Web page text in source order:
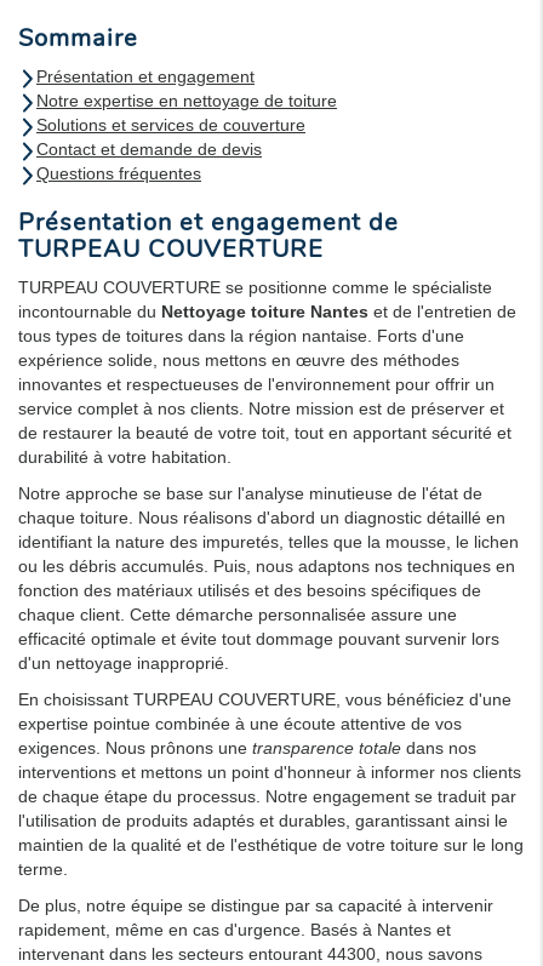
Sommaire
Présentation et engagement
Notre expertise en nettoyage de toiture
Solutions et services de couverture
Contact et demande de devis
Questions fréquentes
Présentation et engagement de
TURPEAU COUVERTURE
TURPEAU COUVERTURE se positionne comme le spécialiste
incontournable du Nettoyage toiture Nantes et de l'entretien de
tous types de toitures dans la région nantaise. Forts d'une
expérience solide, nous mettons en œuvre des méthodes
innovantes et respectueuses de l'environnement pour offrir un
service complet à nos clients. Notre mission est de préserver et
de restaurer la beauté de votre toit, tout en apportant sécurité et
durabilité à votre habitation.
Notre approche se base sur l'analyse minutieuse de l'état de
chaque toiture. Nous réalisons d'abord un diagnostic détaillé en
identifiant la nature des impuretés, telles que la mousse, le lichen
ou les débris accumulés. Puis, nous adaptons nos techniques en
fonction des matériaux utilisés et des besoins spécifiques de
chaque client. Cette démarche personnalisée assure une
efficacité optimale et évite tout dommage pouvant survenir lors
d'un nettoyage inapproprié.
En choisissant TURPEAU COUVERTURE, vous bénéficiez d'une
expertise pointue combinée à une écoute attentive de vos
exigences. Nous prônons une transparence totale dans nos
interventions et mettons un point d'honneur à informer nos clients
de chaque étape du processus. Notre engagement se traduit par
l'utilisation de produits adaptés et durables, garantissant ainsi le
maintien de la qualité et de l'esthétique de votre toiture sur le long
terme.
De plus, notre équipe se distingue par sa capacité à intervenir
rapidement, même en cas d'urgence. Basés à Nantes et
intervenant dans les secteurs entourant 44300, nous savons